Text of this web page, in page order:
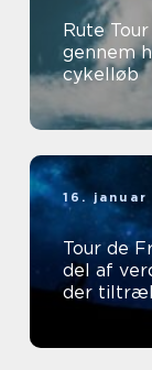
Rute
gennem
cykelløb
16. januar
Tour de
del af
der
tv-seere